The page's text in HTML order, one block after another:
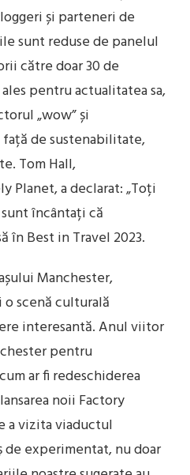
și parteneri de
sunt reduse de panelul
către doar 30 de
pentru actualitatea sa,
„wow” și
de sustenabilitate,
Tom Hall,
Planet, a declarat: „Toți
încântați că
în Best in Travel 2023.
Manchester,
scenă culturală
interesantă. Anul viitor
pentru
ar fi redeschiderea
noii Factory
a vizita viaductul
de experimentat, nu doar